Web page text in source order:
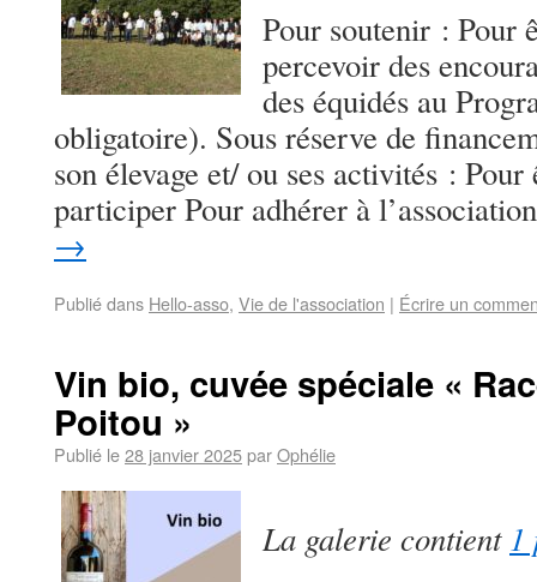
Pour soutenir : Pour
percevoir des
des équidés au
obligatoire). Sous réserve de
son élevage et/ ou ses activités :
participer Pour adhérer à
→
Publié dans Hello-asso, Vie de l'association | Écrire un
Vin bio, cuvée spéciale «
Poitou »
Publié le28 janvier 2025parOphélie
La galerie contient 1